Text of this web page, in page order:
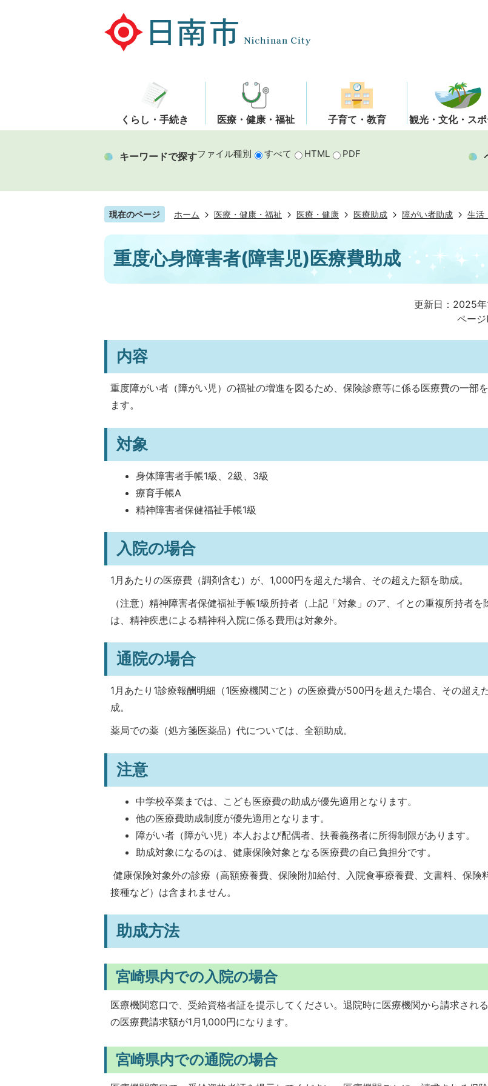
くらし・手続き 医療・健康・福祉 子育て・教育 観光・文化・ス
キーワードで探すファイル種別 すべて HTML PDF
現在のページ ホーム 医療・健康・福祉 医療・健康 医療助成 障がい者助成 生活
重度心身障害者(障害児)医療費助成
更新日：2025
ペー
内容
重度障がい者（障がい児）の福祉の増進を図るため、保険診療等に係る医療費の一部
ます。
対象
身体障害者手帳1級、2級、3級
療育手帳A
精神障害者保健福祉手帳1級
入院の場合
1月あたりの医療費（調剤含む）が、1,000円を超えた場合、その超えた額を助成。
（注意）精神障害者保健福祉手帳1級所持者（上記「対象」のア、イとの重複所持者を
は、精神疾患による精神科入院に係る費用は対象外。
通院の場合
1月あたり1診療報酬明細（1医療機関ごと）の医療費が500円を超えた場合、その超え
成。
薬局での薬（処方箋医薬品）代については、全額助成。
注意
中学校卒業までは、こども医療費の助成が優先適用となります。
他の医療費助成制度が優先適用となります。
障がい者（障がい児）本人および配偶者、扶養義務者に所得制限があります。
助成対象になるのは、健康保険対象となる医療費の自己負担分です。
健康保険対象外の診療（高額療養費、保険附加給付、入院食事療養費、文書料、保険
接種など）は含まれません。
助成方法
宮崎県内での入院の場合
医療機関窓口で、受給資格者証を提示してください。退院時に医療機関から請求され
の医療費請求額が1月1,000円になります。
宮崎県内での通院の場合